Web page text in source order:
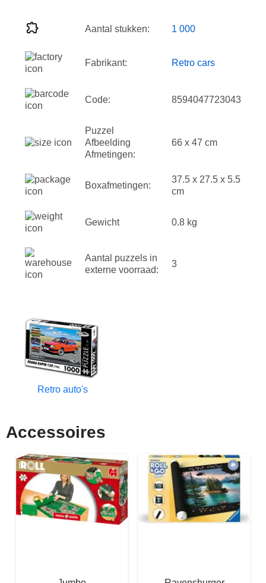
Aantal stukken: 1 000
Fabrikant: Retro cars
Code: 8594047723043
Puzzel
Afbeelding
Afmetingen:
66 x 47 cm
Boxafmetingen:
37.5 x 27.5 x 5.5
cm
Gewicht 0.8 kg
Aantal puzzels in
externe voorraad:
3
Retro auto's
Accessoires